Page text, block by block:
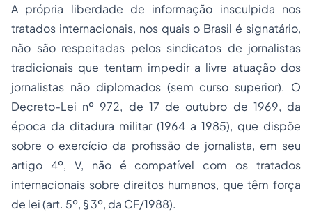
A própria liberdade de informação insculpida nos
tratados internacionais, nos quais o Brasil é signatário,
não são respeitadas pelos sindicatos de jornalistas
tradicionais que tentam impedir a livre atuação dos
jornalistas não diplomados (sem curso superior). O
Decreto-Lei nº 972, de 17 de outubro de 1969, da
época da ditadura militar (1964 a 1985), que dispõe
sobre o exercício da profissão de jornalista, em seu
artigo 4º, V, não é compatível com os tratados
internacionais sobre direitos humanos, que têm força
de lei (art. 5º, § 3º, da CF/1988).